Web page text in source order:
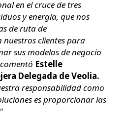
en el cruce de tres
y energía, que nos
de ruta de
clientes para
sus modelos de negocio
Estelle
Delegada de Veolia.
responsabilidad como
es proporcionar las